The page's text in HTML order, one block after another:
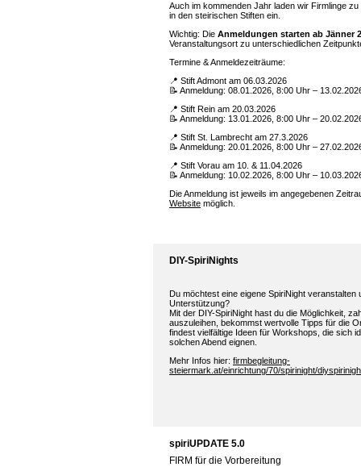
Auch im kommenden Jahr laden wir Firmlinge
in den steirischen Stiften ein.
Wichtig: Die Anmeldungen starten ab Jänner
Veranstaltungsort zu unterschiedlichen
Termine & Anmeldezeiträume:
📍 Stift Admont am 06.03.2026
📝 Anmeldung: 08.01.2026, 8:00 Uhr –
📍 Stift Rein am 20.03.2026
📝 Anmeldung: 13.01.2026, 8:00 Uhr –
📍 Stift St. Lambrecht am 27.3.2026
📝 Anmeldung: 20.01.2026, 8:00 Uhr –
📍 Stift Vorau am 10. & 11.04.2026
📝 Anmeldung: 10.02.2026, 8:00 Uhr –
Die Anmeldung ist jeweils im angegebenen
Website möglich.
DIY-SpiriNights
Du möchtest eine eigene SpiriNight veranstalten
Unterstützung?
Mit der DIY-SpiriNight hast du die Möglichkeit,
auszuleihen, bekommst wertvolle Tipps für die
findest vielfältige Ideen für Workshops, die sich
solchen Abend eignen.
Mehr Infos hier: firmbegleitung-
steiermark.at/einrichtung/70/spirinight/
spiriUPDATE 5.0
FIRM für die Vorbereitung